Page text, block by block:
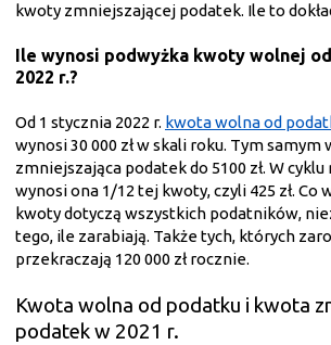
kwoty zmniejszającej podatek. Ile to
Ile wynosi podwyżka kwoty wolnej
2022 r.?
Od 1 stycznia 2022 r. kwota wolna od
wynosi 30 000 zł w skali roku. Tym samym
zmniejszająca podatek do 5100 zł. W
wynosi ona 1/12 tej kwoty, czyli 425 zł. Co
kwoty dotyczą wszystkich podatników,
tego, ile zarabiają. Także tych, których
przekraczają 120 000 zł rocznie.
Kwota wolna od podatku i kwota
podatek w 2021 r.